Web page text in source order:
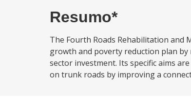
Resumo*
The Fourth Roads Rehabilitation and
growth and poverty reduction plan
sector investment. Its specific aims
on trunk roads by improving a